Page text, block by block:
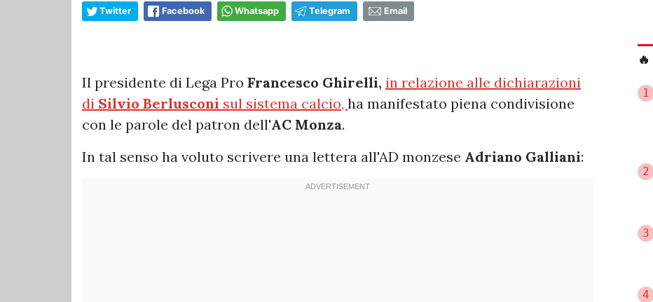
Twitter Facebook Whatsapp Telegram Email
Il presidente di Lega Pro Francesco Ghirelli, in relazione alle dichiarazioni
di Silvio Berlusconi sul sistema calcio, ha manifestato piena condivisione
con le parole del patron dell'AC Monza.
In tal senso ha voluto scrivere una lettera all'AD monzese Adriano Galliani:
1
2
3
4